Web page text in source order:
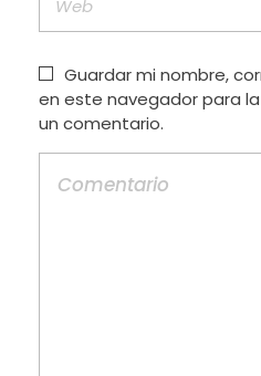
Guardar mi nombre,
en este navegador para
un comentario.